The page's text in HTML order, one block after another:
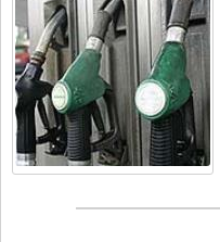
Lista allegati PDF